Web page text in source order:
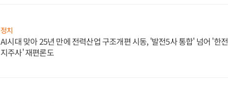
정치
AI시대 맞아 25년 만에 전력산업 구조개편 시동, '발전5사 통합' 넘어 '한전
지주사' 재편론도